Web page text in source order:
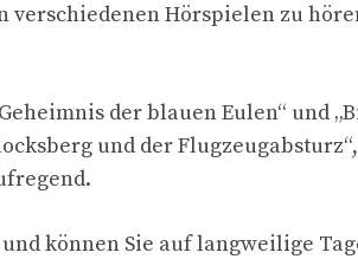
Hörspielen zu
der blauen Eulen“ und
und der
können Sie auf langweilige